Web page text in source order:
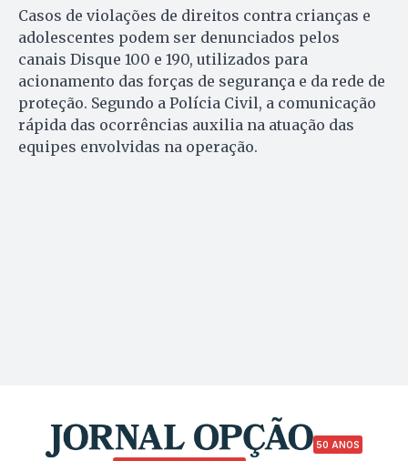
Casos de violações de direitos contra crianças e
adolescentes podem ser denunciados pelos
canais Disque 100 e 190, utilizados para
acionamento das forças de segurança e da rede de
proteção. Segundo a Polícia Civil, a comunicação
rápida das ocorrências auxilia na atuação das
equipes envolvidas na operação.
50 ANOS